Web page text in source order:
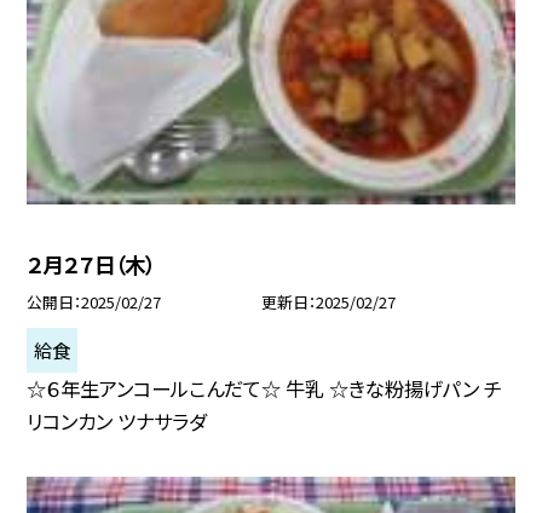
２月２７日（木）
公開日 2025/02/27 更新日 2025/02/27
給食
☆６年生アンコールこんだて☆ 牛乳 ☆きな粉揚げパン チ
リコンカン ツナサラダ